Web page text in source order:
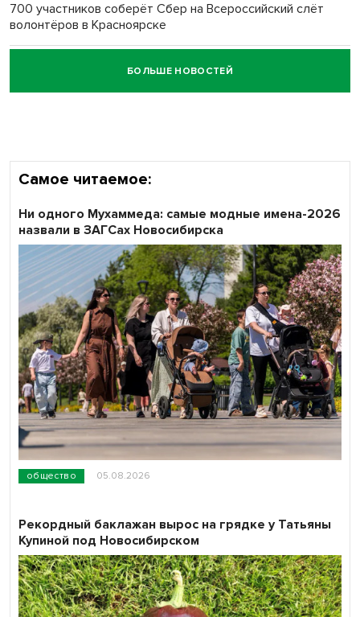
700 участников соберёт Сбер на Всероссийский слёт
волонтёров в Красноярске
Честный выбор: видеонаблюдение обеспечит
объективность результатов ЕДГ в Новосибирской
БОЛЬШЕ НОВОСТЕЙ
Самое читаемое:
общество 05.08.2026
Ни одного Мухаммеда: самые модные имена-2026
назвали в ЗАГСах Новосибирска
Рекордный баклажан вырос на грядке у Татьяны
Купиной под Новосибирском